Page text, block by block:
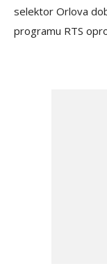
selektor Orlova
programu RTS